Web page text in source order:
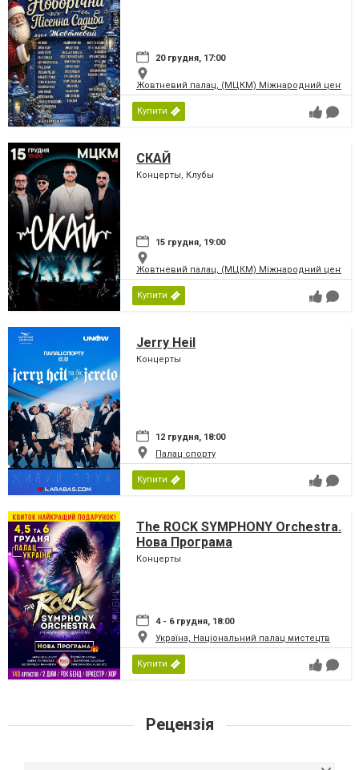
20 грудня, 17:00
Жовтневий палац, (МЦКМ) Міжнародний центр
Купити
СКАЙ
Концерты, Клубы
15 грудня, 19:00
Жовтневий палац, (МЦКМ) Міжнародний центр
Купити
Jerry Heil
Концерты
12 грудня, 18:00
Палац спорту
Купити
The ROCK SYMPHONY Orchestra.
Нова Програма
Концерты
4 - 6 грудня, 18:00
Україна, Національний палац мистецтв
Купити
Рецензія